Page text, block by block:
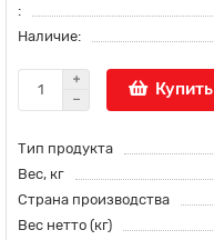
:
Наличие:
Купить
Тип продукта
Вес, кг
Страна производства
Вес нетто (кг)